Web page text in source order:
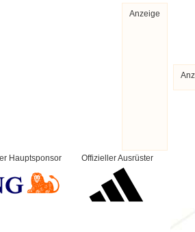
Anzeige
Offizieller Ausrüster
Hauptsponsor